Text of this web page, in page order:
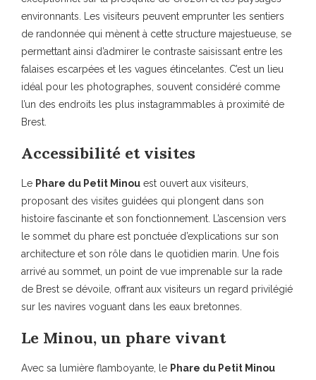
environnants. Les visiteurs peuvent emprunter les sentiers
de randonnée qui mènent à cette structure majestueuse, se
permettant ainsi d’admirer le contraste saisissant entre les
falaises escarpées et les vagues étincelantes. C’est un lieu
idéal pour les photographes, souvent considéré comme
l’un des endroits les plus instagrammables à proximité de
Brest.
Accessibilité et visites
Le Phare du Petit Minou est ouvert aux visiteurs,
proposant des visites guidées qui plongent dans son
histoire fascinante et son fonctionnement. L’ascension vers
le sommet du phare est ponctuée d’explications sur son
architecture et son rôle dans le quotidien marin. Une fois
arrivé au sommet, un point de vue imprenable sur la rade
de Brest se dévoile, offrant aux visiteurs un regard privilégié
sur les navires voguant dans les eaux bretonnes.
Le Minou, un phare vivant
Avec sa lumière flamboyante, le Phare du Petit Minou